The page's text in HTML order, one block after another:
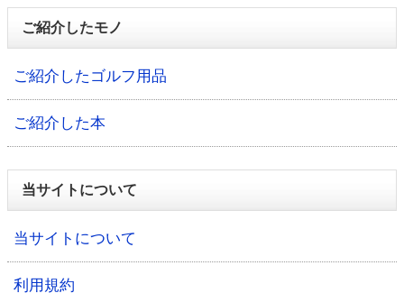
ご紹介したモノ
ご紹介したゴルフ用品
ご紹介した本
当サイトについて
当サイトについて
利用規約